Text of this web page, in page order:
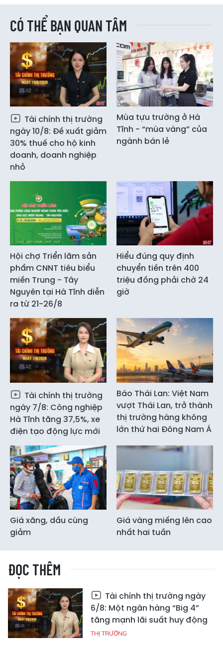
CÓ THỂ BẠN QUAN TÂM
Tài chính thị trường
ngày 10/8: Đề xuất giảm
30% thuế cho hộ kinh
doanh, doanh nghiệp
nhỏ
Mùa tựu trường ở Hà
Tĩnh - “mùa vàng” của
ngành bán lẻ
Hội chợ Triển lãm sản
phẩm CNNT tiêu biểu
miền Trung - Tây
Nguyên tại Hà Tĩnh diễn
ra từ 21-26/8
Hiểu đúng quy định
chuyển tiền trên 400
triệu đồng phải chờ 24
giờ
Tài chính thị trường
ngày 7/8: Công nghiệp
Hà Tĩnh tăng 37,5%, xe
điện tạo động lực mới
Báo Thái Lan: Việt Nam
vượt Thái Lan, trở thành
thị trường hàng không
lớn thứ hai Đông Nam Á
Giá xăng, dầu cùng
giảm
Giá vàng miếng lên cao
nhất hai tuần
ĐỌC THÊM
Tài chính thị trường ngày
6/8: Một ngân hàng “Big 4”
tăng mạnh lãi suất huy động
THỊ TRƯỜNG